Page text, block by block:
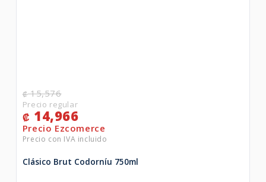
₡15,576
₡ 14,966
Clásico Brut Codorníu 750ml